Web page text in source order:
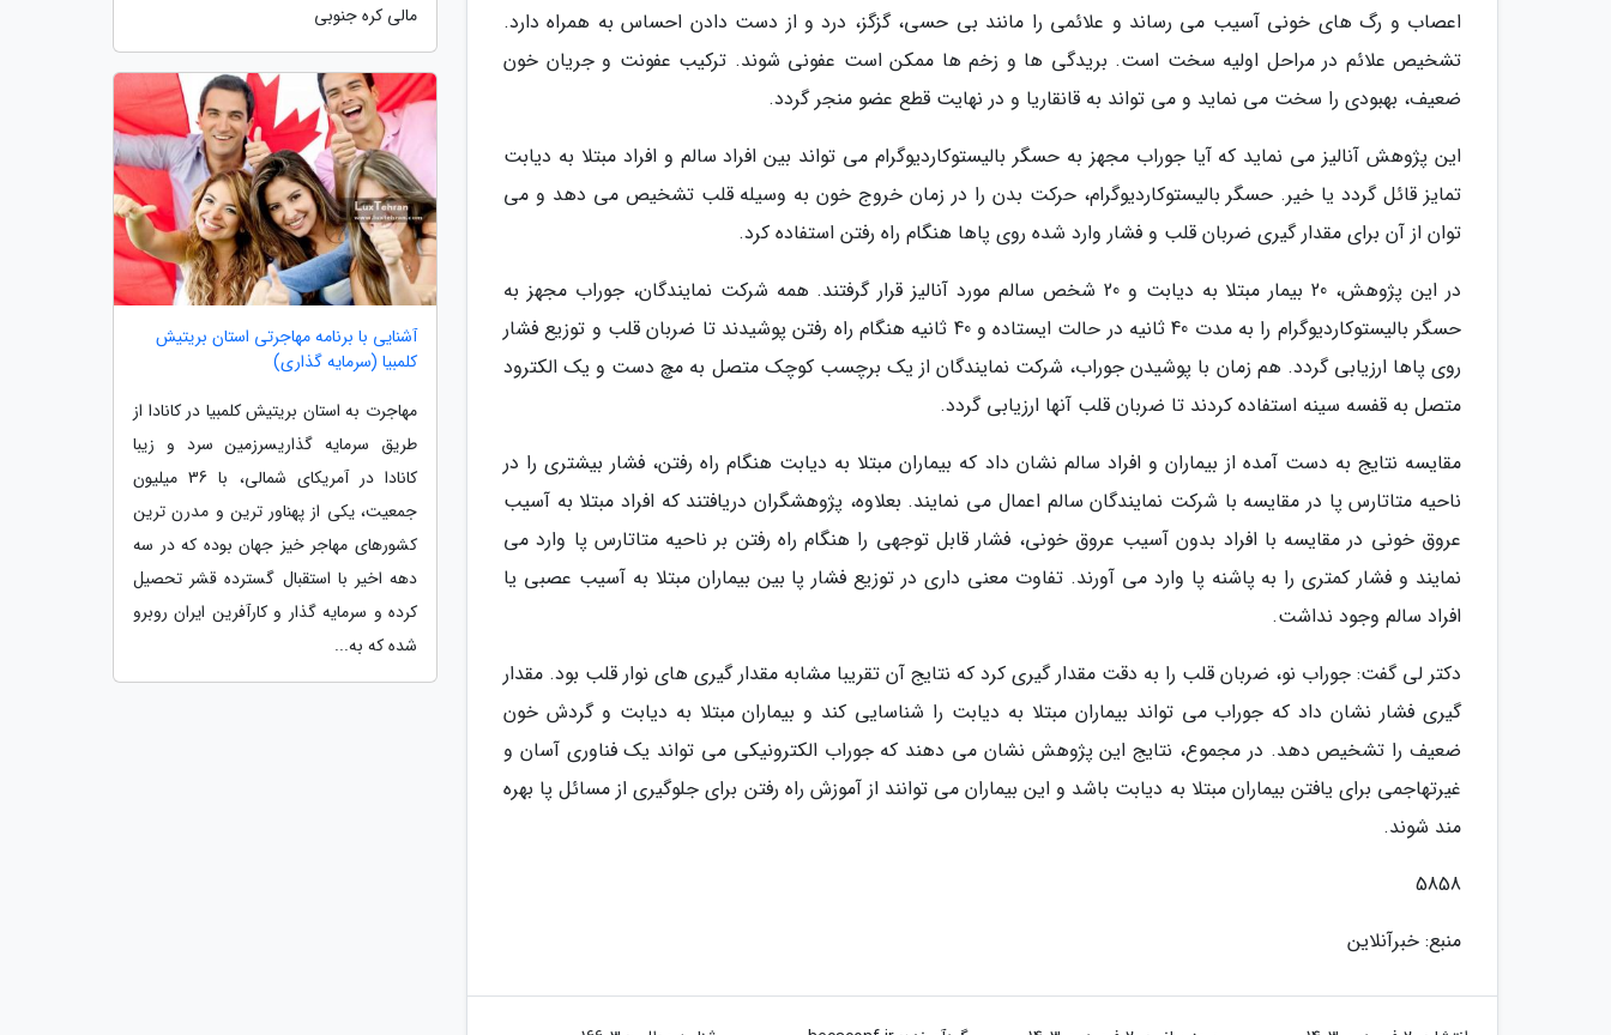
اعصاب و رگ های خونی آسیب می رساند و علائمی را مانند بی حسی، گزگز، درد و از دست دادن احساس به همراه دارد.
تشخیص علائم در مراحل اولیه سخت است. بریدگی ها و زخم ها ممکن است عفونی شوند. ترکیب عفونت و جریان خون
ضعیف، بهبودی را سخت می نماید و می تواند به قانقاریا و در نهایت قطع عضو منجر گردد.
این پژوهش آنالیز می نماید که آیا جوراب مجهز به حسگر بالیستوکاردیوگرام می تواند بین افراد سالم و افراد مبتلا به دیابت
تمایز قائل گردد یا خیر. حسگر بالیستوکاردیوگرام، حرکت بدن را در زمان خروج خون به وسیله قلب تشخیص می دهد و می
توان از آن برای مقدار گیری ضربان قلب و فشار وارد شده روی پاها هنگام راه رفتن استفاده کرد.
در این پژوهش، 20 بیمار مبتلا به دیابت و 20 شخص سالم مورد آنالیز قرار گرفتند. همه شرکت نمایندگان، جوراب مجهز به
حسگر بالیستوکاردیوگرام را به مدت 40 ثانیه در حالت ایستاده و 40 ثانیه هنگام راه رفتن پوشیدند تا ضربان قلب و توزیع فشار
روی پاها ارزیابی گردد. هم زمان با پوشیدن جوراب، شرکت نمایندگان از یک برچسب کوچک متصل به مچ دست و یک الکترود
متصل به قفسه سینه استفاده کردند تا ضربان قلب آنها ارزیابی گردد.
مقایسه نتایج به دست آمده از بیماران و افراد سالم نشان داد که بیماران مبتلا به دیابت هنگام راه رفتن، فشار بیشتری را در
ناحیه متاتارس پا در مقایسه با شرکت نمایندگان سالم اعمال می نمایند. بعلاوه، پژوهشگران دریافتند که افراد مبتلا به آسیب
عروق خونی در مقایسه با افراد بدون آسیب عروق خونی، فشار قابل توجهی را هنگام راه رفتن بر ناحیه متاتارس پا وارد می
نمایند و فشار کمتری را به پاشنه پا وارد می آورند. تفاوت معنی داری در توزیع فشار پا بین بیماران مبتلا به آسیب عصبی یا
افراد سالم وجود نداشت.
دکتر لی گفت: جوراب نو، ضربان قلب را به دقت مقدار گیری کرد که نتایج آن تقریبا مشابه مقدار گیری های نوار قلب بود. مقدار
گیری فشار نشان داد که جوراب می تواند بیماران مبتلا به دیابت را شناسایی کند و بیماران مبتلا به دیابت و گردش خون
ضعیف را تشخیص دهد. در مجموع، نتایج این پژوهش نشان می دهند که جوراب الکترونیکی می تواند یک فناوری آسان و
غیرتهاجمی برای یافتن بیماران مبتلا به دیابت باشد و این بیماران می توانند از آموزش راه رفتن برای جلوگیری از مسائل پا بهره
مند شوند.
5858
منبع: خبرآنلاین
مالی کره جنوبی
آشنایی با برنامه مهاجرتی استان بریتیش
کلمبیا (سرمایه گذاری)
مهاجرت به استان بریتیش کلمبیا در کانادا از
طریق سرمایه گذاریسرزمین سرد و زیبا
کانادا در آمریکای شمالی، با 36 میلیون
جمعیت، یکی از پهناور ترین و مدرن ترین
کشورهای مهاجر خیز جهان بوده که در سه
دهه اخیر با استقبال گسترده قشر تحصیل
کرده و سرمایه گذار و کارآفرین ایران روبرو
شده که به...